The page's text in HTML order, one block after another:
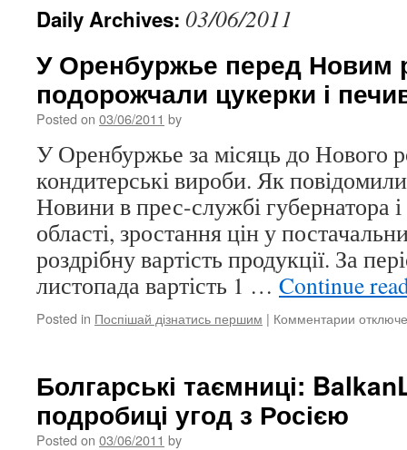
content
Daily Archives: 03/06/2011
У Оренбуржье перед Новим
подорожчали цукерки і
Posted on 03/06/2011 by
У Оренбуржье за місяць до Нового
кондитерські вироби. Як
Новини в прес-службі губернатора
області, зростання цін у
роздрібну вартість продукції. За
листопада вартість 1 … Continue
Posted in Поспішай дізнатись першим | Комментарии к
перед
Болгарські таємниці:
подробиці угод з Росією
Posted on 03/06/2011 by